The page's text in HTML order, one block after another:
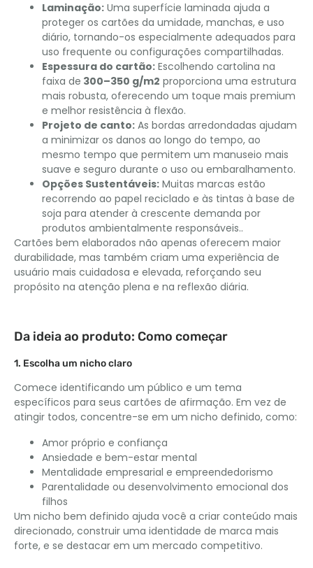
Laminação: Uma superfície laminada ajuda a
proteger os cartões da umidade, manchas, e uso
diário, tornando-os especialmente adequados para
uso frequente ou configurações compartilhadas.
Espessura do cartão: Escolhendo cartolina na
faixa de 300–350 g/m2 proporciona uma estrutura
mais robusta, oferecendo um toque mais premium
e melhor resistência à flexão.
Projeto de canto: As bordas arredondadas ajudam
a minimizar os danos ao longo do tempo, ao
mesmo tempo que permitem um manuseio mais
suave e seguro durante o uso ou embaralhamento.
Opções Sustentáveis: Muitas marcas estão
recorrendo ao papel reciclado e às tintas à base de
soja para atender à crescente demanda por
produtos ambientalmente responsáveis..
Cartões bem elaborados não apenas oferecem maior
durabilidade, mas também criam uma experiência de
usuário mais cuidadosa e elevada, reforçando seu
propósito na atenção plena e na reflexão diária.
Da ideia ao produto: Como começar
1. Escolha um nicho claro
Comece identificando um público e um tema
específicos para seus cartões de afirmação. Em vez de
atingir todos, concentre-se em um nicho definido, como:
Amor próprio e confiança
Ansiedade e bem-estar mental
Mentalidade empresarial e empreendedorismo
Parentalidade ou desenvolvimento emocional dos
filhos
Um nicho bem definido ajuda você a criar conteúdo mais
direcionado, construir uma identidade de marca mais
forte, e se destacar em um mercado competitivo.